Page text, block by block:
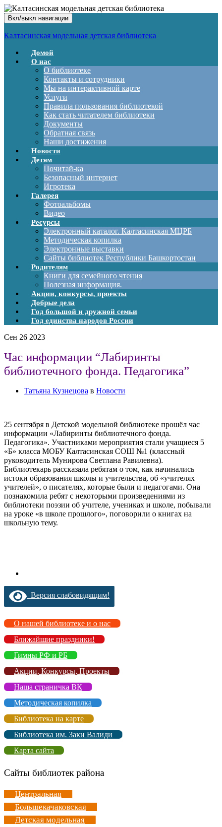
Вкл/выкл навигации
Калтасинская модельная детская библиотека
Домой
О нас
О библиотеке
Контакты и сотрудники
Мы на интерактивной карте
Услуги
Правила пользования библиотекой
Как стать читателем библиотеки
Документы
Обратная связь
Наши достижения
Новости
Детям
Почитай-ка
Безопасный интернет
Игротека
Галерея
Фотоальбомы
Видео
Ресурсы
Электронный каталог. Калтасинская МЦРБ
Методическая копилка
Электронные выставки
Сайты библиотек Республики Башкортостан
Родителям
Книги для семейного чтения
Полезная информация.
Акции, конкурсы, проекты
Добрые дела
Год большой и дружной семьи
Год единства народов России
Сен 26 2023
Час информации “Лабиринты
библиотечного фонда. Педагогика”
Татьяна Кузнецова в Новости
25 сентября в Детской модельной библиотеке прошёл час
информации «Лабиринты библиотечного фонда.
Педагогика». Участниками мероприятия стали учащиеся 5
«Б» класса МОБУ Калтасинская СОШ №1 (классный
руководитель Мунирова Светлана Равилевна).
Библиотекарь рассказала ребятам о том, как начинались
истоки образования школы и учительства, об «учителях
учителей», о писателях, которые были и педагогами. Она
познакомила ребят с некоторыми произведениями из
библиотеки поэзии об учителе, учениках и школе, побывали
на уроке «в школе прошлого», поговорили о книгах на
школьную тему.
Версия слабовидящим!
О нашей библиотеке и о нас
Ближайшие праздники!
Гимны РФ и РБ
Акции, Конкурсы, Проекты
Наша страничка ВК
Методическая копилка
Библиотека на карте
Библиотека им. Заки Валиди
Карта сайта
Сайты библиотек района
Центральная
Большекачаковская
Детская модельная